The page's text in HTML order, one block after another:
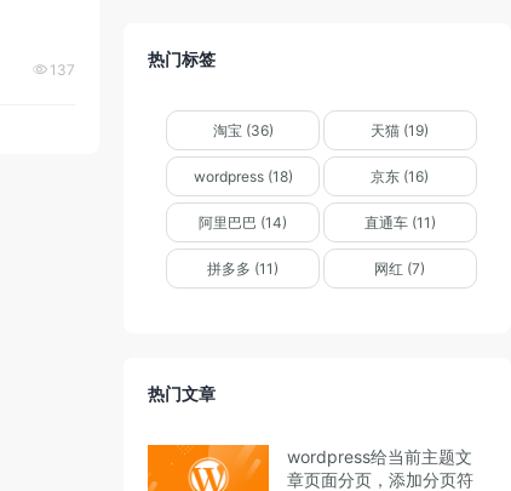
137
热门标签
淘宝 (36) 天猫 (19)
wordpress (18) 京东 (16)
阿里巴巴 (14) 直通车 (11)
拼多多 (11) 网红 (7)
热门文章
wordpress给当前主题文
章页面分页，添加分页符